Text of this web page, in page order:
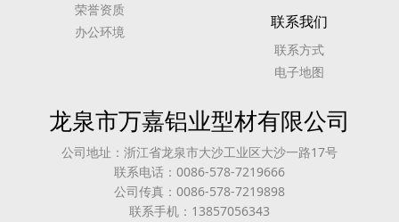
荣誉资质
办公环境
联系我们
联系方式
电子地图
龙泉市万嘉铝业型材有限公司
公司地址：浙江省龙泉市大沙工业区大沙一路17号
联系电话：0086-578-7219666
公司传真：0086-578-7219898
联系手机：13857056343